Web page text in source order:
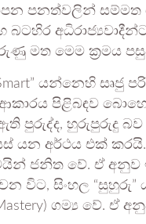
පනත්වලින්
මත මෙම ක්‍රමය
යන්නෙහි සෘජු
පිළිබඳව
පුරුද්ද, හුරුපුරුදු
යන අර්ථය එක්
වේ. ඒ අනුව
සිංහල “සුහුරු”
ගම්‍ය වේ. ඒ